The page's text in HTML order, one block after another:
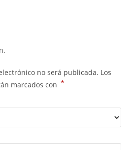
no será publicada. Los
marcados con *